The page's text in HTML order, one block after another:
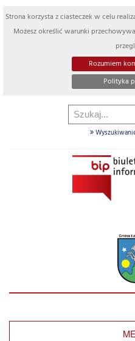
Strona korzysta z ciasteczek w celu
Możesz określić warunki
Rozumiem
Polityka